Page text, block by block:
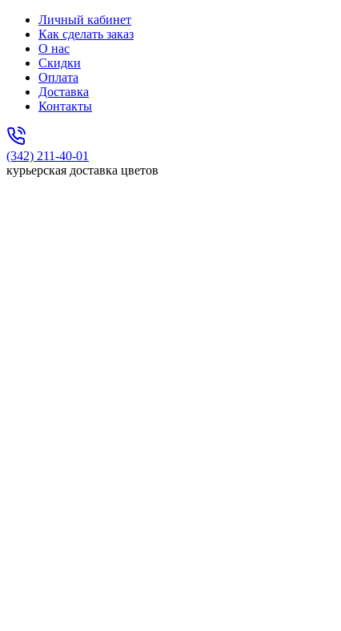
Личный кабинет
Как сделать заказ
О нас
Скидки
Оплата
Доставка
Контакты
(342) 211-40-01
курьерская доставка цветов